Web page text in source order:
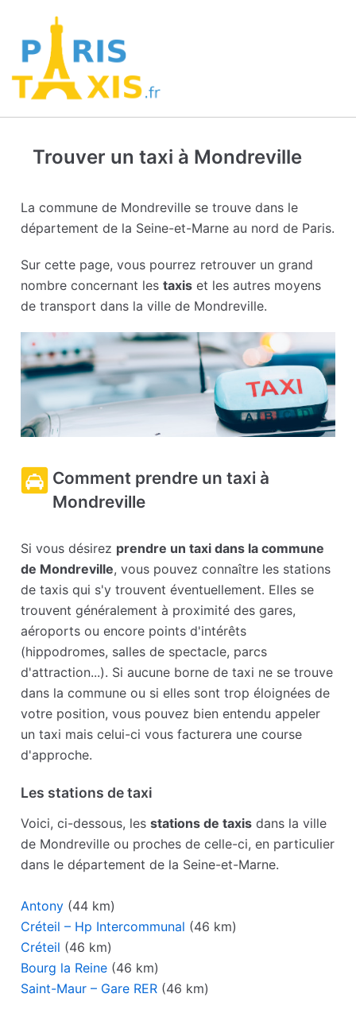
Trouver un taxi à Mondreville
La commune de Mondreville se trouve dans le
département de la Seine-et-Marne au nord de Paris.
Sur cette page, vous pourrez retrouver un grand
nombre concernant lestaxis et les autres moyens
de transport dans la ville de Mondreville.
Comment prendre un taxi à
Mondreville
Si vous désirez prendre un taxi dans la commune
de Mondreville, vous pouvez connaître les stations
de taxis qui s'y trouvent éventuellement. Elles se
trouvent généralement à proximité des gares,
aéroports ou encore points d'intérêts
(hippodromes, salles de spectacle, parcs
d'attraction...). Si aucune borne de taxi ne se trouve
dans la commune ou si elles sont trop éloignées de
votre position, vous pouvez bien entendu appeler
un taxi mais celui-ci vous facturera une course
d'approche.
Les stations de taxi
Voici, ci-dessous, lesstations de taxis dans la ville
de Mondreville ou proches de celle-ci, en particulier
dans le département de la Seine-et-Marne.
Antony (44 km)
Créteil – Hp Intercommunal (46 km)
Créteil (46 km)
Bourg la Reine (46 km)
Saint-Maur – Gare RER (46 km)